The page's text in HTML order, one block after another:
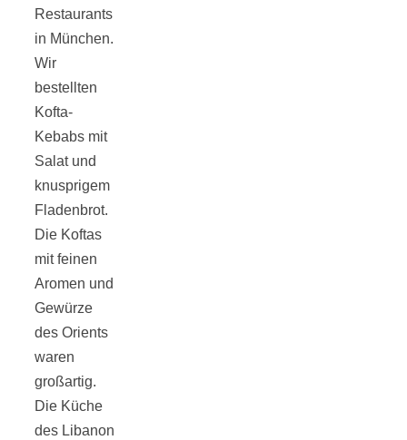
Restaurants
in München.
Wir
bestellten
Kofta-
Kebabs mit
Salat und
knusprigem
Fladenbrot.
Die Koftas
mit feinen
Aromen und
Gewürze
des Orients
waren
großartig.
Die Küche
des Libanon